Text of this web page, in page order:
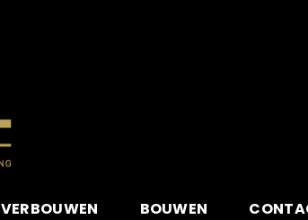
VERBOUWEN BOUWEN